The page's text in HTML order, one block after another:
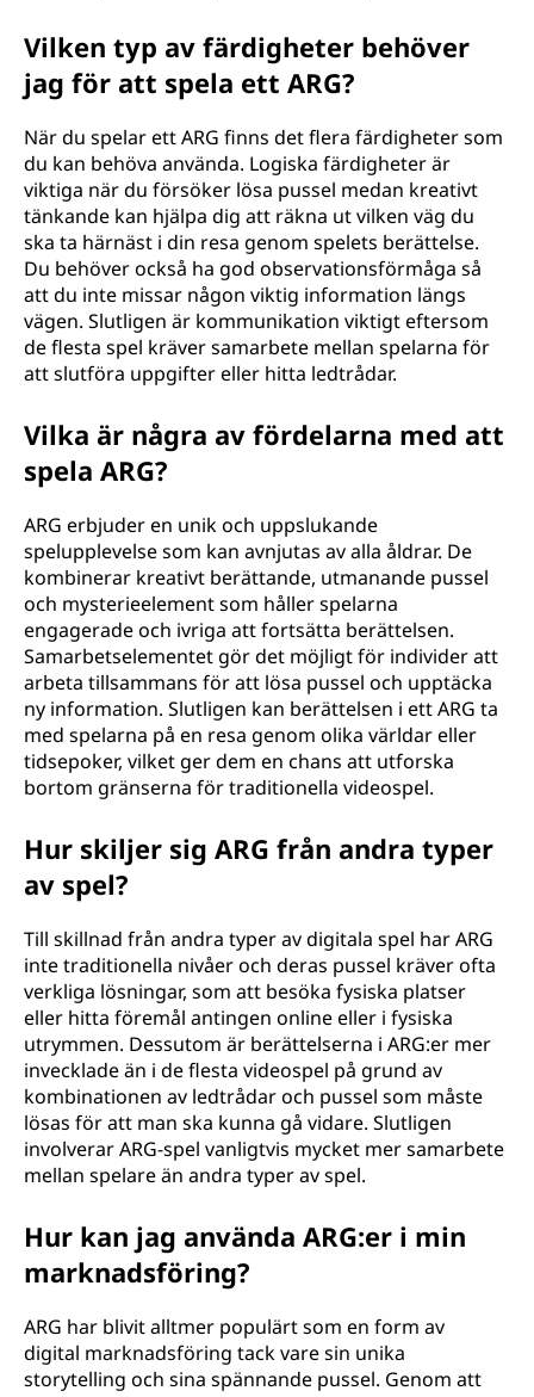
Vilken typ av färdigheter behöver
jag för att spela ett ARG?
När du spelar ett ARG finns det flera färdigheter som
du kan behöva använda. Logiska färdigheter är
viktiga när du försöker lösa pussel medan kreativt
tänkande kan hjälpa dig att räkna ut vilken väg du
ska ta härnäst i din resa genom spelets berättelse.
Du behöver också ha god observationsförmåga så
att du inte missar någon viktig information längs
vägen. Slutligen är kommunikation viktigt eftersom
de flesta spel kräver samarbete mellan spelarna för
att slutföra uppgifter eller hitta ledtrådar.
Vilka är några av fördelarna med att
spela ARG?
ARG erbjuder en unik och uppslukande
spelupplevelse som kan avnjutas av alla åldrar. De
kombinerar kreativt berättande, utmanande pussel
och mysterieelement som håller spelarna
engagerade och ivriga att fortsätta berättelsen.
Samarbetselementet gör det möjligt för individer att
arbeta tillsammans för att lösa pussel och upptäcka
ny information. Slutligen kan berättelsen i ett ARG ta
med spelarna på en resa genom olika världar eller
tidsepoker, vilket ger dem en chans att utforska
bortom gränserna för traditionella videospel.
Hur skiljer sig ARG från andra typer
av spel?
Till skillnad från andra typer av digitala spel har ARG
inte traditionella nivåer och deras pussel kräver ofta
verkliga lösningar, som att besöka fysiska platser
eller hitta föremål antingen online eller i fysiska
utrymmen. Dessutom är berättelserna i ARG:er mer
invecklade än i de flesta videospel på grund av
kombinationen av ledtrådar och pussel som måste
lösas för att man ska kunna gå vidare. Slutligen
involverar ARG-spel vanligtvis mycket mer samarbete
mellan spelare än andra typer av spel.
Hur kan jag använda ARG:er i min
marknadsföring?
ARG har blivit alltmer populärt som en form av
digital marknadsföring tack vare sin unika
storytelling och sina spännande pussel. Genom att